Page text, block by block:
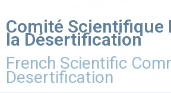
Comité Scientifique
la Désertification
French Scientific
Desertification